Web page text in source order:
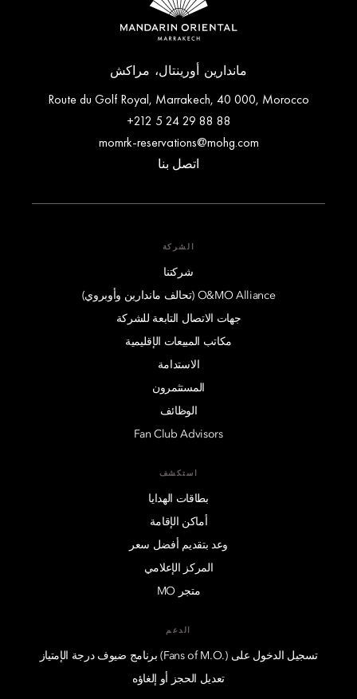
ماندارين أورينتال، مراكش
Route du Golf Royal, Marrakech, 40 000, Morocco
+212 5 24 29 88 88
momrk-reservations@mohg.com
اتصل بنا
الشركة
شركتنا
O&MO Alliance (تحالف ماندارين وأوبروي)
جهات الاتصال التابعة للشركة
مكاتب المبيعات الإقليمية
الاستدامة
المستثمرون
الوظائف
Fan Club Advisors
استكشف
بطاقات الهدايا
أماكن الإقامة
وعد بتقديم أفضل سعر
المركز الإعلامي
متجر MO
الدعم
تسجيل الدخول على (.Fans of M.O) برنامج ضيوف درجة الإمتياز
تعديل الحجز أو إلغاؤه